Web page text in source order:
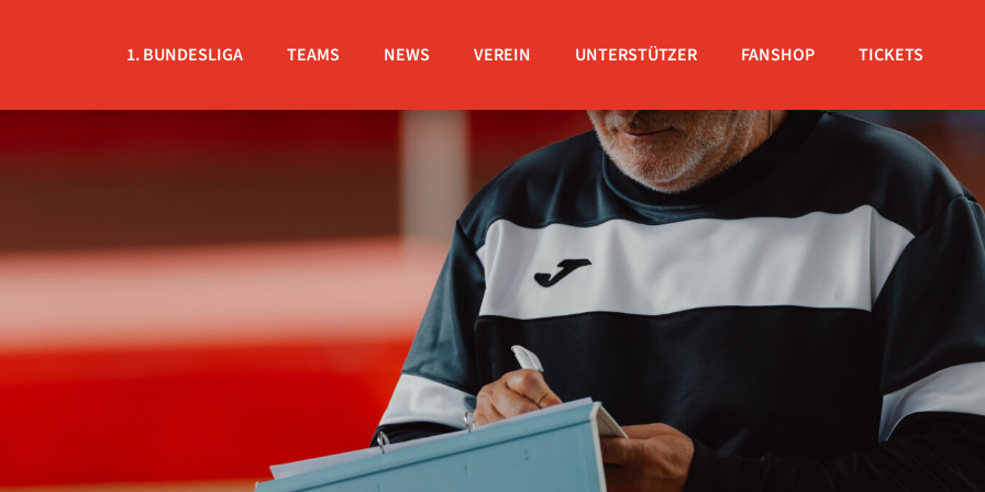
1. BUNDESLIGA TEAMS NEWS VEREIN UNTERSTÜTZER FANSHOP TICKETS